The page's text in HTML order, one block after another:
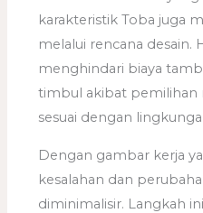
karakteristik Toba juga
melalui rencana desain.
menghindari biaya
timbul akibat pemilihan
sesuai dengan
Dengan gambar kerja
kesalahan dan
diminimalisir. Langkah